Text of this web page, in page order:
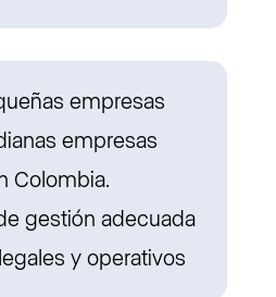
empresas
empresas
Colombia.
gestión adecuada
y operativos